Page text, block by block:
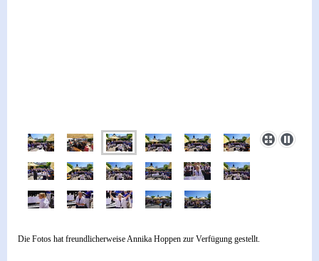
Die Fotos hat freundlicherweise Annika Hoppen zur Verfügung gestellt.